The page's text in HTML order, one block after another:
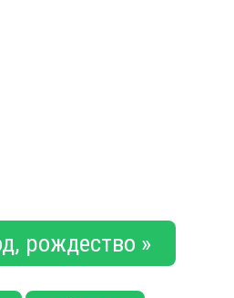
рождество »